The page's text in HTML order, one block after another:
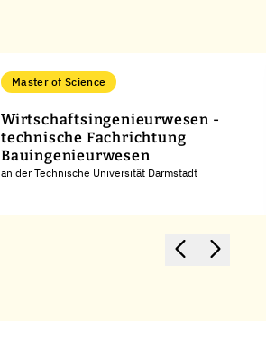
Master of Science
Wirtschaftsingenieurwesen -
technische Fachrichtung
Bauingenieurwesen
an der Technische Universität Darmstadt